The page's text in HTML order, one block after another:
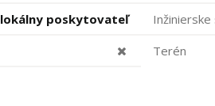
lokálny poskytovateľ
Terén